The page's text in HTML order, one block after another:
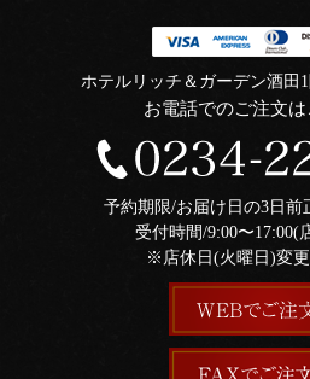
ホテルリッチ＆ガーデン酒田
お電話でのご注文
予約期限/お届け日の3日
受付時間/9:00〜17:00(
※店休日(火曜日)変